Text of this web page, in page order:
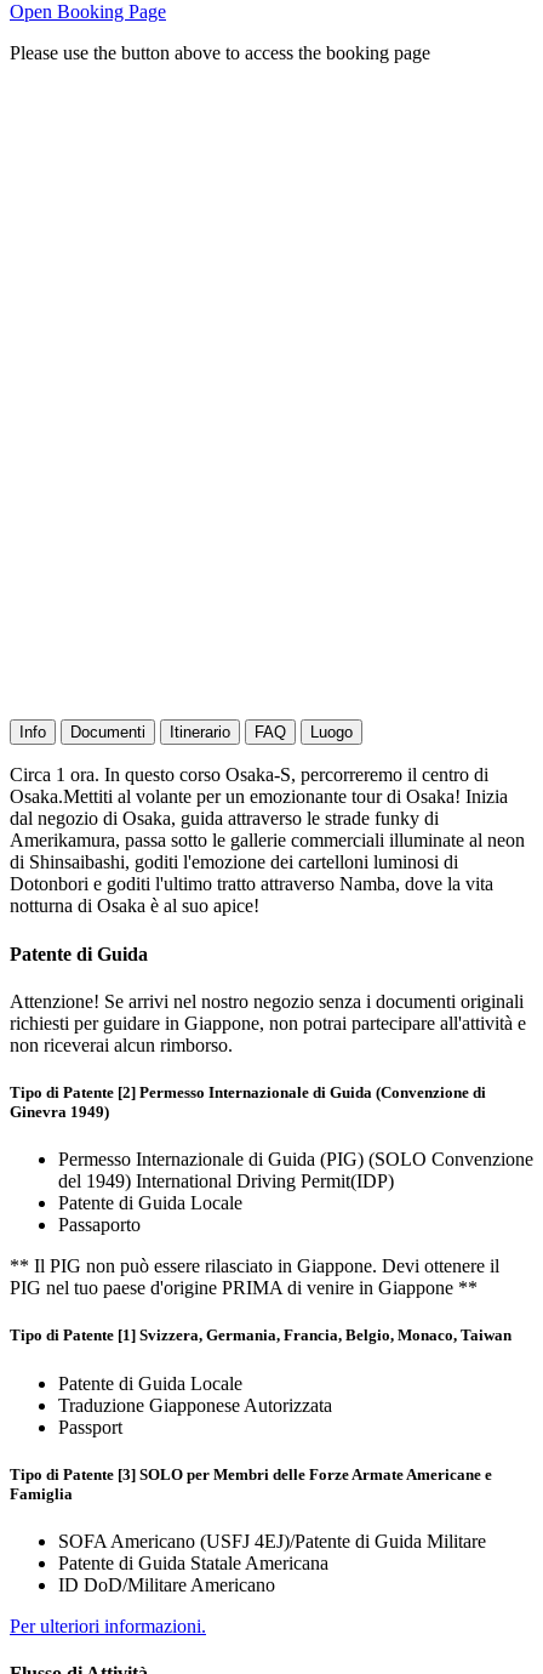
Open Booking Page
Please use the button above to access the booking page
Info Documenti Itinerario FAQ Luogo
Circa 1 ora. In questo corso Osaka-S, percorreremo il centro di
Osaka.Mettiti al volante per un emozionante tour di Osaka! Inizia
dal negozio di Osaka, guida attraverso le strade funky di
Amerikamura, passa sotto le gallerie commerciali illuminate al neon
di Shinsaibashi, goditi l'emozione dei cartelloni luminosi di
Dotonbori e goditi l'ultimo tratto attraverso Namba, dove la vita
notturna di Osaka è al suo apice!
Patente di Guida
Attenzione! Se arrivi nel nostro negozio senza i documenti originali
richiesti per guidare in Giappone, non potrai partecipare all'attività e
non riceverai alcun rimborso.
Tipo di Patente [2] Permesso Internazionale di Guida (Convenzione di
Ginevra 1949)
Permesso Internazionale di Guida (PIG) (SOLO Convenzione
del 1949) International Driving Permit(IDP)
Patente di Guida Locale
Passaporto
** Il PIG non può essere rilasciato in Giappone. Devi ottenere il
PIG nel tuo paese d'origine PRIMA di venire in Giappone **
Tipo di Patente [1] Svizzera, Germania, Francia, Belgio, Monaco, Taiwan
Patente di Guida Locale
Traduzione Giapponese Autorizzata
Passport
Tipo di Patente [3] SOLO per Membri delle Forze Armate Americane e
Famiglia
SOFA Americano (USFJ 4EJ)/Patente di Guida Militare
Patente di Guida Statale Americana
ID DoD/Militare Americano
Per ulteriori informazioni.